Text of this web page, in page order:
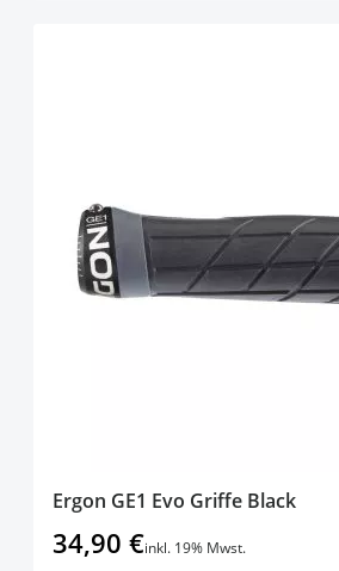
Ergon GE1 Evo Griffe Black
34,90 €inkl. 19% Mwst.